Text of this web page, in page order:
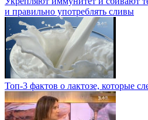
и правильно употреблять сливы
Топ-3 фактов о лактозе, которые